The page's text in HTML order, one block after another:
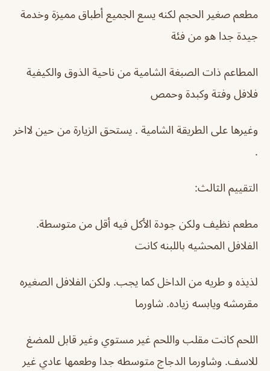
مطعم صغير الحجم لكنه يسع الجميع أطباق مميزة وخدمة
جيدة جدا هو من فئة
المطاعم ذات الصبغة الشامية من ناحية الذوق والكيفية
فلافل وفتة وكبدة وحمص
وغيرها على الطريقة الشامية . يستحق الزيارة من حين لااخر
.
التقييم الثالث:
مطعم نظيف ولكن جودة الأكل فيه أقل من متوسطة.
الفلافل المحشيه باللبنه كانت
لذيذه و طريه من الداخل كما يجب. ولكن الفلافل الصغيره
مقرمشه ويابسه زياده. شاورما
اللحم كانت مقلب واللحم غير مستوي وغير قابل للمضغ
للاسف. وشاورما الدجاج متوسطه جدا وطعمها عادي غير